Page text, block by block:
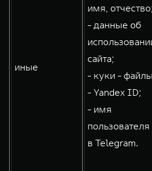
иные
имя,
- данные об
сайта;
- куки -
- Yandex ID;
- имя
пользователя
в Telegram.